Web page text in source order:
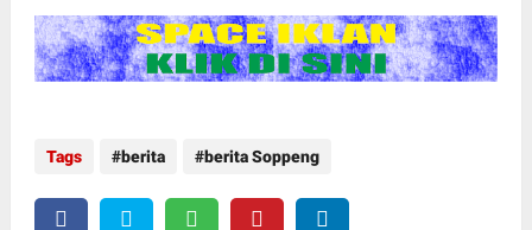
Tags berita berita Soppeng